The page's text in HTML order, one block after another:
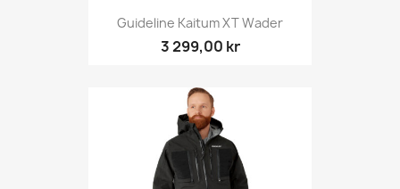
Guideline Kaitum XT Wader
3 299,00 kr